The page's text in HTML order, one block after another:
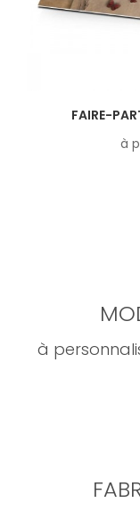
FAIRE-
à
à